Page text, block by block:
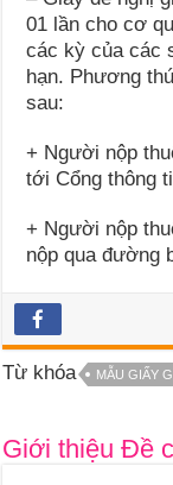
01 lần cho cơ
các kỳ của các
hạn. Phương
sau:
+ Người nộp
tới Cổng thông
+ Người nộp
nộp qua đường
Từ khóa MẪU GIẤY
Giới thiệu Đề